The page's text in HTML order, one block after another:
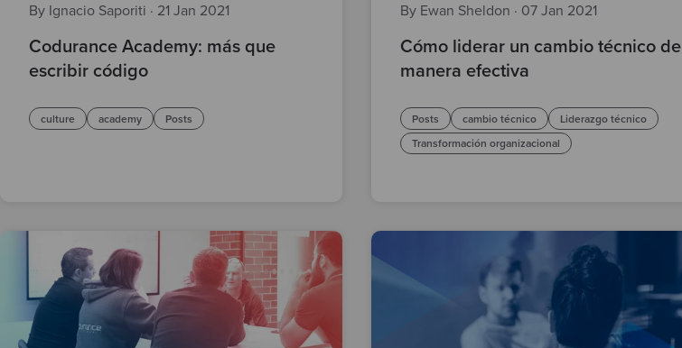
By Ignacio Saporiti · 21 Jan 2021
Codurance Academy: más que
escribir código
culture academy Posts
By Ewan Sheldon · 07 Jan 2021
Cómo liderar un cambio técnico de
manera efectiva
Posts cambio técnico
Liderazgo técnico
Transformación organizacional